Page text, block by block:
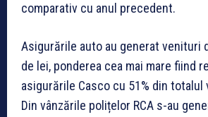
comparativ cu anul precedent.
Asigurările auto au generat venituri
de lei, ponderea cea mai mare fiind
asigurările Casco cu 51% din
Din vânzările polițelor RCA s-au